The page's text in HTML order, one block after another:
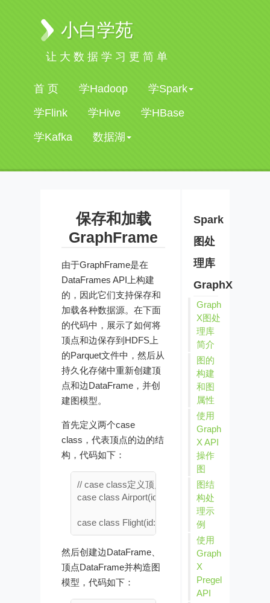
小白学苑
让大数据学习更简单
首 页 学Hadoop
学Spark
学Flink
学Hive
学HBase
学Kafka
数据湖
保存和加载
GraphFrame
由于GraphFrame是在
DataFrames API上构建
的，因此它们支持保存和
加载各种数据源。在下面
的代码中，展示了如何将
顶点和边保存到HDFS上
的Parquet文件中，然后从
持久化存储中重新创建顶
点和边DataFrame，并创
建图模型。
首先定义两个case
class，代表顶点的边的结
构，代码如下：
// case class定义顶点和边的schema
case class Airport(id: String, city: String)
然后创建边DataFrame、
顶点DataFrame并构造图
模型，代码如下：
Spark
图处
理库
GraphX
Graph
X图处
理库
简介
图的
构建
和图
属性
使用
Graph
X API
操作
图
图结
构处
理示
例
使用
Graph
X
Pregel
API